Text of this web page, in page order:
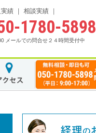
績 相談実績
1780-5898
メールでの問合せ２４時間受付中